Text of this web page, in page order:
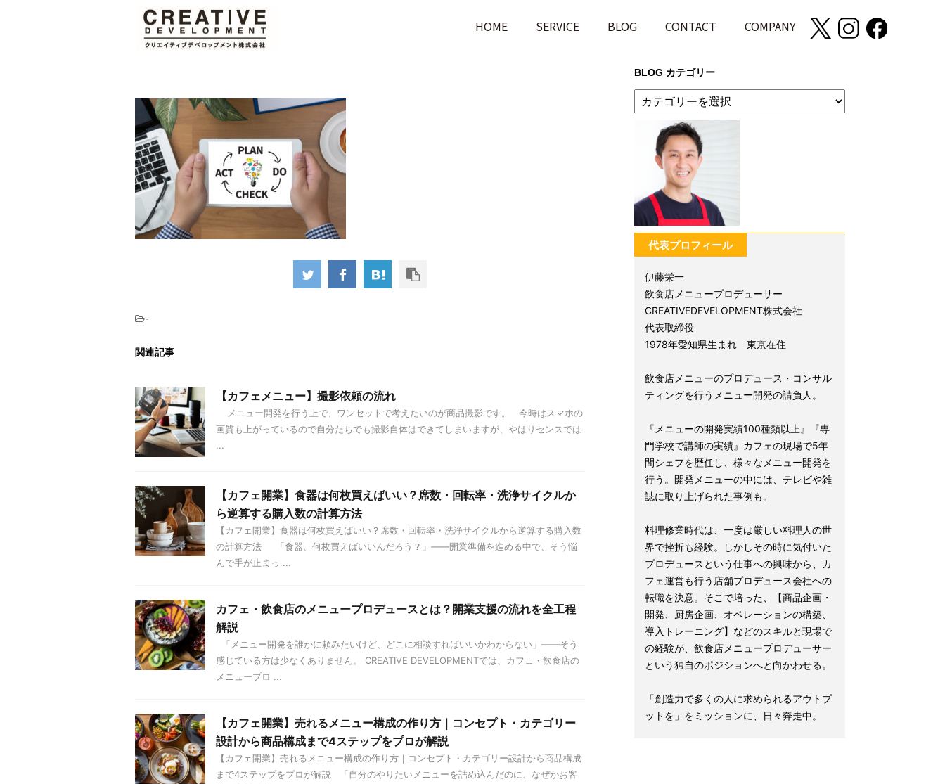
HOME SERVICE BLOG CONTACT COMPANY
-
関連記事
【カフェメニュー】撮影依頼の流れ
メニュー開発を行う上で、ワンセットで考えたいのが商品撮影です。 今時はスマホの
画質も上がっているので自分たちでも撮影自体はできてしまいますが、やはりセンスでは
...
【カフェ開業】食器は何枚買えばいい？席数・回転率・洗浄サイクルか
ら逆算する購入数の計算方法
【カフェ開業】食器は何枚買えばいい？席数・回転率・洗浄サイクルから逆算する購入数
の計算方法 「食器、何枚買えばいいんだろう？」——開業準備を進める中で、そう悩
んで手が止まっ ...
カフェ・飲食店のメニュープロデュースとは？開業支援の流れを全工程
解説
「メニュー開発を誰かに頼みたいけど、どこに相談すればいいかわからない」——そう
感じている方は少なくありません。 CREATIVE DEVELOPMENTでは、カフェ・飲食店の
メニュープロ ...
【カフェ開業】売れるメニュー構成の作り方｜コンセプト・カテゴリー
設計から商品構成まで4ステップをプロが解説
【カフェ開業】売れるメニュー構成の作り方｜コンセプト・カテゴリー設計から商品構成
まで4ステップをプロが解説 「自分のやりたいメニューを詰め込んだのに、なぜかお客
BLOG カテゴリー
代表プロフィール
伊藤栄一
飲食店メニュープロデューサー
CREATIVEDEVELOPMENT株式会社
代表取締役
1978年愛知県生まれ 東京在住
飲食店メニューのプロデュース・コンサル
ティングを行うメニュー開発の請負人。
『メニューの開発実績100種類以上』『専
門学校で講師の実績』カフェの現場で5年
間シェフを歴任し、様々なメニュー開発を
行う。開発メニューの中には、テレビや雑
誌に取り上げられた事例も。
料理修業時代は、一度は厳しい料理人の世
界で挫折も経験。しかしその時に気付いた
プロデュースという仕事への興味から、カ
フェ運営も行う店舗プロデュース会社への
転職を決意。そこで培った、【商品企画・
開発、厨房企画、オペレーションの構築、
導入トレーニング】などのスキルと現場で
の経験が、飲食店メニュープロデューサー
という独自のポジションへと向かわせる。
「創造力で多くの人に求められるアウトプ
ットを」をミッションに、日々奔走中。